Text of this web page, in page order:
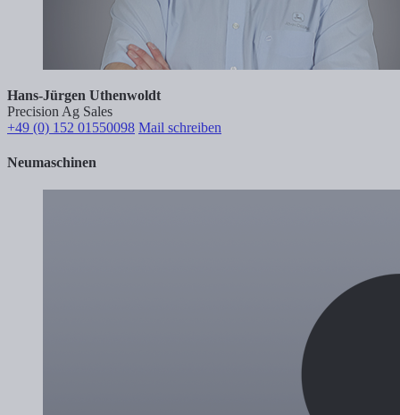
Hans-Jürgen Uthenwoldt
Precision Ag Sales
+49 (0) 152 01550098 Mail schreiben
Neumaschinen